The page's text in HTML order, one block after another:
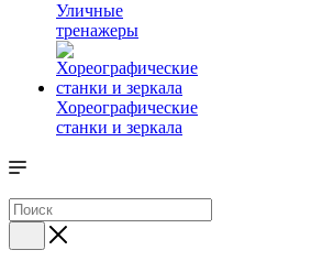
Уличные
тренажеры
Хореографические
станки и зеркала